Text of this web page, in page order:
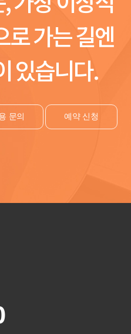
로 가는 길엔
있습니다.
문의 예약 신청